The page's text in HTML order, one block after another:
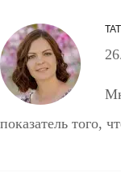
показатель того,